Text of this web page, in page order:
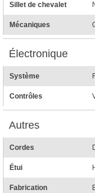
Sillet de chevalet
Mécaniques
Électronique
Système
Contrôles
Autres
Cordes
Étui
Fabrication